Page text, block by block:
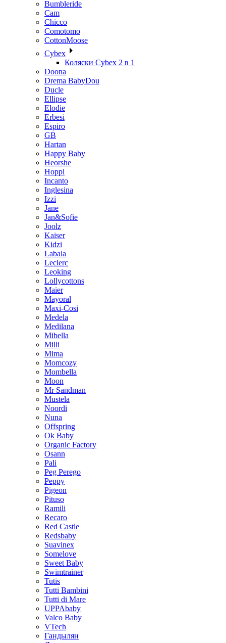
Bumbleride
Cam
Chicco
Comotomo
CottonMoose
Cybex
Коляски Cybex 2 в 1
Doona
Drema BabyDou
Ducle
Ellipse
Elodie
Erbesi
Espiro
GB
Hartan
Happy Baby
Heorshe
Hoppi
Incanto
Inglesina
Izzi
Jane
Jan&Sofie
Joolz
Kaiser
Kidzi
Labala
Leclerc
Leoking
Lollycottons
Maier
Mayoral
Maxi-Cosi
Medela
Medilana
Mibella
Milli
Mima
Momcozy
Mombella
Moon
Mr Sandman
Mustela
Noordi
Nuna
Offspring
Ok Baby
Organic Factory
Osann
Pali
Peg Perego
Peppy
Pigeon
Pituso
Ramili
Recaro
Red Castle
Redsbaby
Suavinex
Somelove
Sweet Baby
Swimtrainer
Tutis
Tutti Bambini
Tutti di Mare
UPPAbaby
Valco Baby
VTech
Гандылян